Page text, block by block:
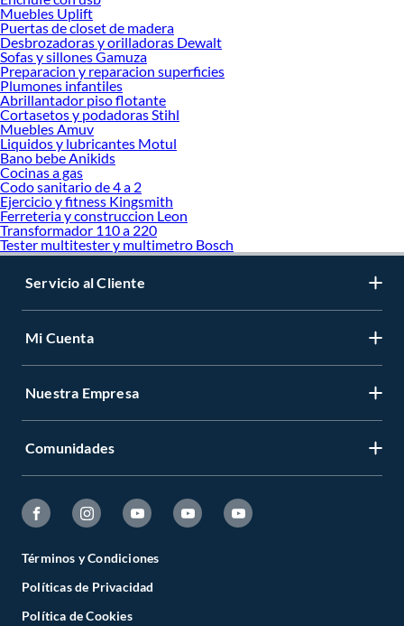
Muebles Uplift
Puertas de closet de madera
Desbrozadoras y orilladoras Dewalt
Sofas y sillones Gamuza
Preparacion y reparacion superficies
Plumones infantiles
Abrillantador piso flotante
Cortasetos y podadoras Stihl
Muebles Amuv
Liquidos y lubricantes Motul
Bano bebe Anikids
Cocinas a gas
Codo sanitario de 4 a 2
Ejercicio y fitness Kingsmith
Ferreteria y construccion Leon
Transformador 110 a 220
Tester multitester y multimetro Bosch
Servicio al Cliente
Mi Cuenta
Nuestra Empresa
Comunidades
Términos y Condiciones
Políticas de Privacidad
Política de Cookies